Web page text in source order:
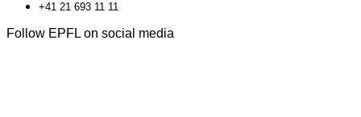
+41 21 693 11 11
Follow EPFL on social media